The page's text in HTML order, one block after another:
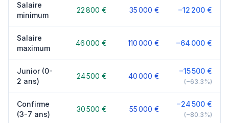
Salaire
minimum
22 800 € 35 000 € −12 200 €
Salaire
maximum
46 000 € 110 000 € −64 000 €
Junior (0-
2 ans)
24 500 € 40 000 €
−15 500 €
(−63.3%)
Confirme
(3-7 ans)
30 500 € 55 000 €
−24 500 €
(−80.3%)